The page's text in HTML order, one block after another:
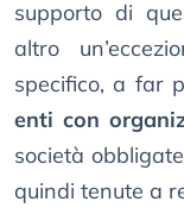
supporto di
altro
specifico, a far
enti con
società
quindi tenute a